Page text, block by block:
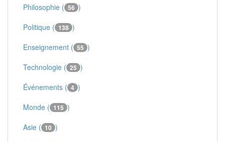
Philosophie ( 56 )
Politique ( 138 )
Enseignement ( 55 )
Technologie ( 25 )
Événements ( 4 )
Monde ( 115 )
Asie ( 10 )